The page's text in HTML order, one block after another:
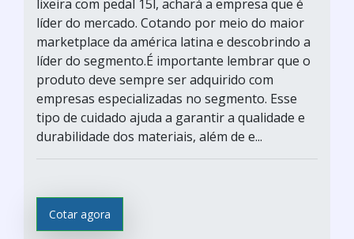
lixeira com pedal 15l, achará a empresa que é
líder do mercado. Cotando por meio do maior
marketplace da américa latina e descobrindo a
líder do segmento.É importante lembrar que o
produto deve sempre ser adquirido com
empresas especializadas no segmento. Esse
tipo de cuidado ajuda a garantir a qualidade e
durabilidade dos materiais, além de e...
Cotar agora